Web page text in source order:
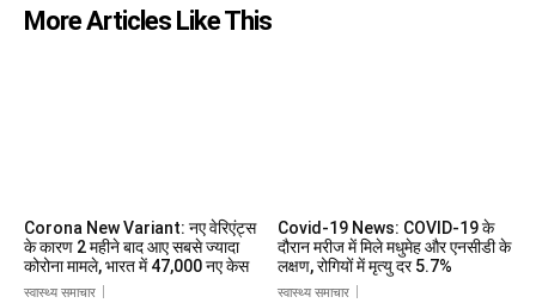
More Articles Like This
Corona New Variant: नए वेरिएंट्स
के कारण 2 महीने बाद आए सबसे ज्यादा
कोरोना मामले, भारत में 47,000 नए केस
स्वास्थ्य समाचार
Covid-19 News: COVID-19 के
दौरान मरीज में मिले मधुमेह और एनसीडी के
लक्षण, रोगियों में मृत्यु दर 5.7%
स्वास्थ्य समाचार